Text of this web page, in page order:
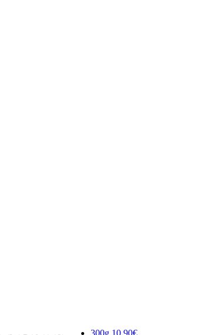
300g 10.90€